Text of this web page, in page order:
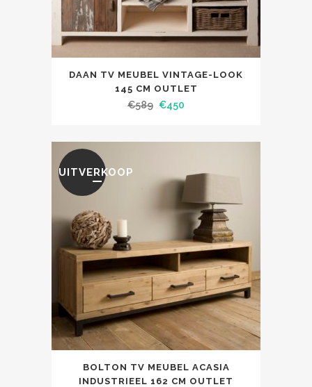
DAAN TV MEUBEL VINTAGE-LOOK
145 CM OUTLET
€589 €450
UITVERKOOP
BOLTON TV MEUBEL ACASIA
INDUSTRIEEL 162 CM OUTLET